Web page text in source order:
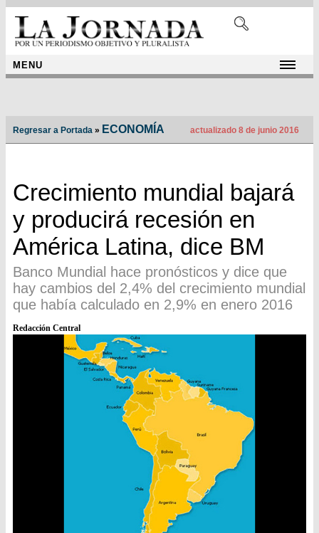
MENU
Regresar a Portada » ECONOMÍA actualizado 8 de junio 2016
Crecimiento mundial bajará
y producirá recesión en
América Latina, dice BM
Banco Mundial hace pronósticos y dice que
hay cambios del 2,4% del crecimiento mundial
que había calculado en 2,9% en enero 2016
Redacción Central